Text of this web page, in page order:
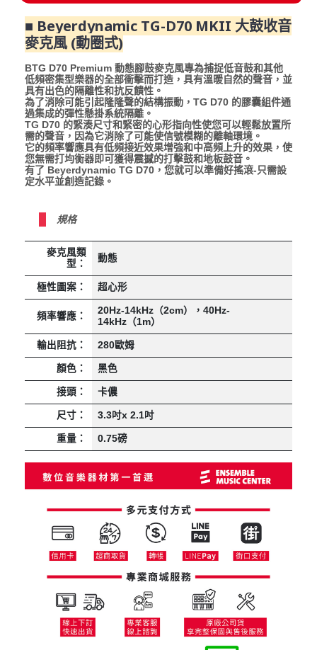
■ Beyerdynamic TG-D70 MKII 大鼓收音
麥克風 (動圈式)
BTG D70 Premium 動態腳鼓麥克風專為捕捉低音鼓和其他
低頻密集型樂器的全部衝擊而打造，具有溫暖自然的聲音，並
具有出色的隔離性和抗反饋性。
為了消除可能引起隆隆聲的結構振動，TG D70 的膠囊組件通
過集成的彈性懸掛系統隔離。
TG D70 的緊湊尺寸和緊密的心形指向性使您可以輕鬆放置所
需的聲音，因為它消除了可能使信號模糊的離軸環境。
它的頻率響應具有低頻接近效果增強和中高頻上升的效果，使
您無需打均衡器即可獲得震撼的打擊鼓和地板鼓音。
有了 Beyerdynamic TG D70，您就可以準備好搖滾-只需設
定水平並創造記錄。
規格
麥克風類
型：
動態
極性圖案： 超心形
頻率響應：
20Hz-14kHz（2cm），40Hz-
14kHz（1m）
輸出阻抗： 280歐姆
顏色： 黑色
接頭： 卡儂
尺寸： 3.3吋x 2.1吋
重量： 0.75磅